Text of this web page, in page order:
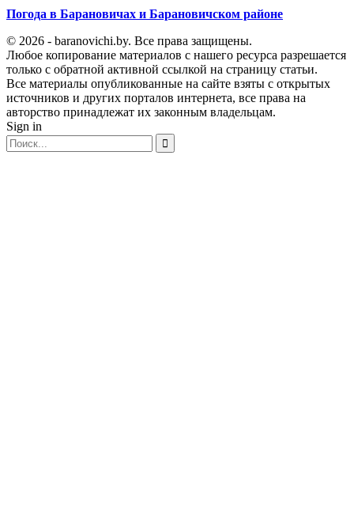
Погода в Барановичах и Барановичском районе
© 2026 - baranovichi.by. Все права защищены.
Любое копирование материалов с нашего ресурса разрешается
только с обратной активной ссылкой на страницу статьи.
Все материалы опубликованные на сайте взяты с открытых
источников и других порталов интернета, все права на
авторство принадлежат их законным владельцам.
Sign in